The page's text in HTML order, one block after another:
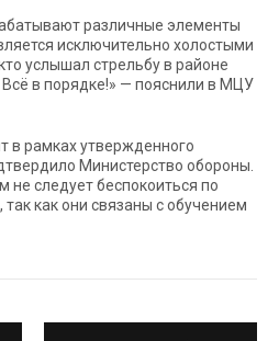
различные элементы
исключительно холостыми
услышал стрельбу в районе
в порядке!» — пояснили в МЦУ
в рамках утвержденного
Министерство обороны.
следует беспокоиться по
как они связаны с обучением